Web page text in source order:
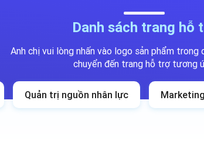
Danh sách trang hỗ
Anh chị vui lòng nhấn vào logo sản phẩm trong
chuyển đến trang hỗ trợ tương
Quản trị nguồn nhân lực